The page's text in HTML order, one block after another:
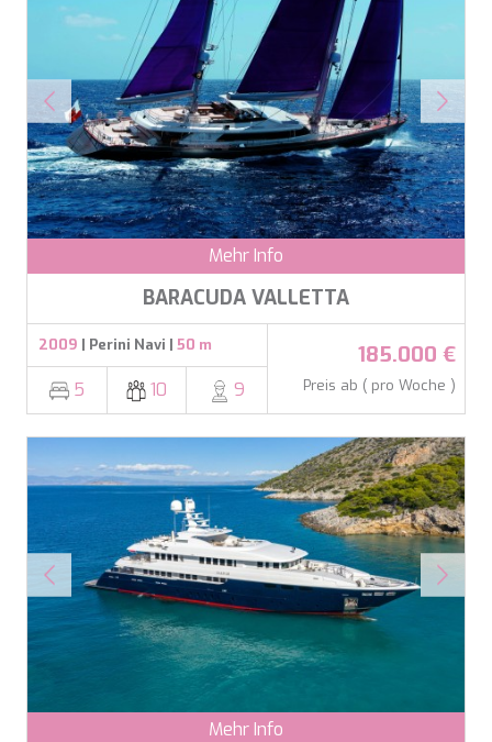
Mehr Info
BARACUDA VALLETTA
2009 | Perini Navi | 50 m
5 10 9
185.000 €
Preis ab ( pro Woche )
Mehr Info